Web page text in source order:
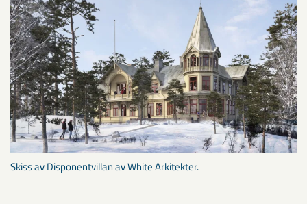
Skiss av Disponentvillan av White Arkitekter.